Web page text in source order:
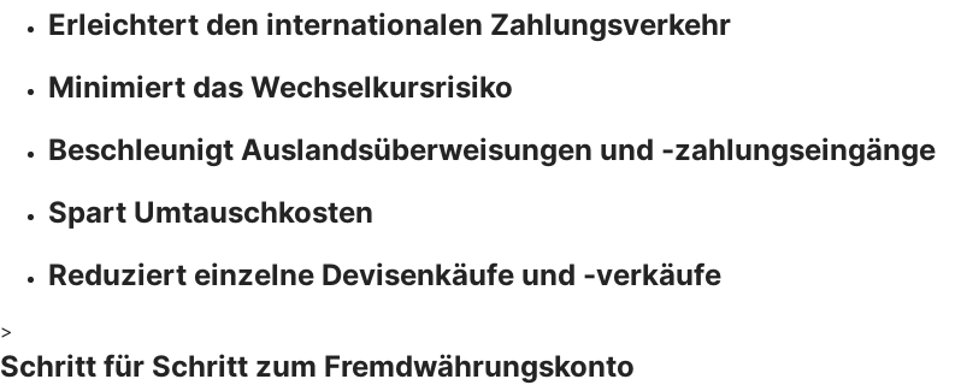
Erleichtert den internationalen Zahlungsverkehr
Minimiert das Wechselkursrisiko
Beschleunigt Auslandsüberweisungen und -zahlungseingänge
Spart Umtauschkosten
Reduziert einzelne Devisenkäufe und -verkäufe
>
Schritt für Schritt zum Fremdwährungskonto